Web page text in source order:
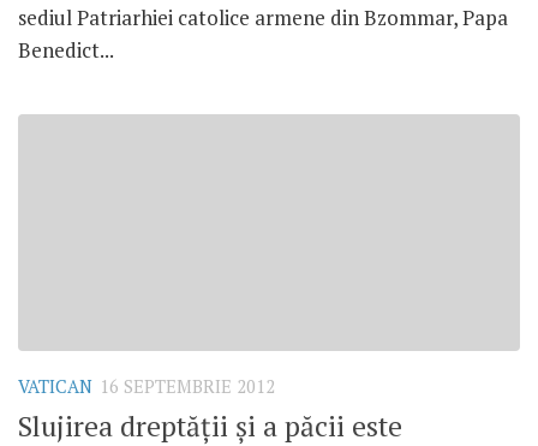
sediul Patriarhiei catolice armene din Bzommar, Papa
Benedict...
VATICAN 16 SEPTEMBRIE 2012
Slujirea dreptăţii şi a păcii este